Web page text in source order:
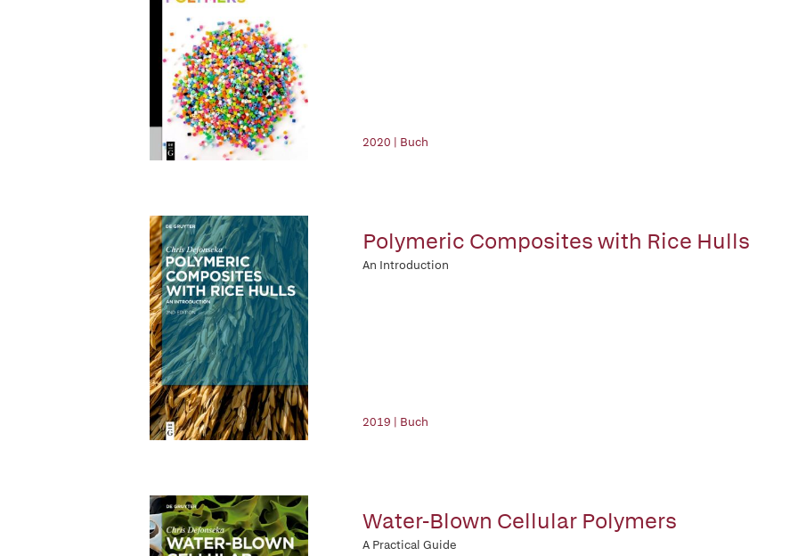
2020 | Buch
Polymeric Composites with Rice Hulls
An Introduction
2019 | Buch
Water-Blown Cellular Polymers
A Practical Guide